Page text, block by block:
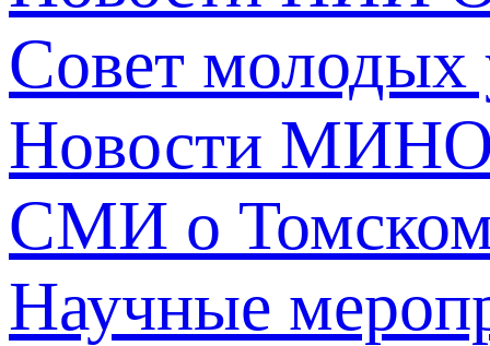
Совет молодых
Новости
СМИ о
Научные